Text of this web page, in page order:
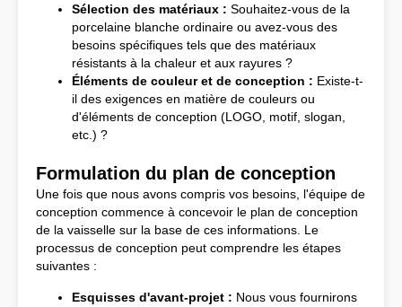
Sélection des matériaux : Souhaitez-vous de la
porcelaine blanche ordinaire ou avez-vous des
besoins spécifiques tels que des matériaux
résistants à la chaleur et aux rayures ?
Éléments de couleur et de conception : Existe-t-
il des exigences en matière de couleurs ou
d'éléments de conception (LOGO, motif, slogan,
etc.) ?
Formulation du plan de conception
Une fois que nous avons compris vos besoins, l'équipe de
conception commence à concevoir le plan de conception
de la vaisselle sur la base de ces informations. Le
processus de conception peut comprendre les étapes
suivantes :
Esquisses d'avant-projet : Nous vous fournirons